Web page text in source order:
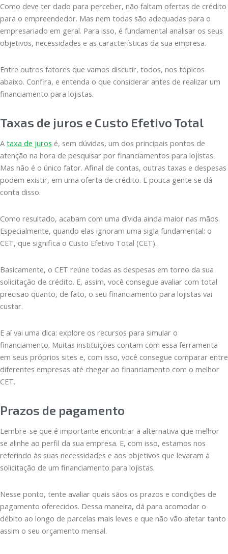
Como deve ter dado para perceber, não faltam ofertas de crédito
para o empreendedor. Mas nem todas são adequadas para o
empresariado em geral. Para isso, é fundamental analisar os seus
objetivos, necessidades e as características da sua empresa.
Entre outros fatores que vamos discutir, todos, nos tópicos
abaixo. Confira, e entenda o que considerar antes de realizar um
financiamento para lojistas.
Taxas de juros e Custo Efetivo Total
A taxa de juros é, sem dúvidas, um dos principais pontos de
atenção na hora de pesquisar por financiamentos para lojistas.
Mas não é o único fator. Afinal de contas, outras taxas e despesas
podem existir, em uma oferta de crédito. E pouca gente se dá
conta disso.
Como resultado, acabam com uma dívida ainda maior nas mãos.
Especialmente, quando elas ignoram uma sigla fundamental: o
CET, que significa o Custo Efetivo Total (CET).
Basicamente, o CET reúne todas as despesas em torno da sua
solicitação de crédito. E, assim, você consegue avaliar com total
precisão quanto, de fato, o seu financiamento para lojistas vai
custar.
E aí vai uma dica: explore os recursos para simular o
financiamento. Muitas instituições contam com essa ferramenta
em seus próprios sites e, com isso, você consegue comparar entre
diferentes empresas até chegar ao financiamento com o melhor
CET.
Prazos de pagamento
Lembre-se que é importante encontrar a alternativa que melhor
se alinhe ao perfil da sua empresa. E, com isso, estamos nos
referindo às suas necessidades e aos objetivos que levaram à
solicitação de um financiamento para lojistas.
Nesse ponto, tente avaliar quais sãos os prazos e condições de
pagamento oferecidos. Dessa maneira, dá para acomodar o
débito ao longo de parcelas mais leves e que não vão afetar tanto
assim o seu orçamento mensal.